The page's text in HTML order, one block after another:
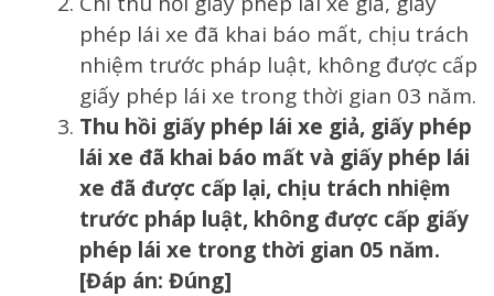
phép lái xe đã khai báo mất, chịu trách
nhiệm trước pháp luật, không được cấp
giấy phép lái xe trong thời gian 03 năm.
Thu hồi giấy phép lái xe giả, giấy phép
lái xe đã khai báo mất và giấy phép lái
xe đã được cấp lại, chịu trách nhiệm
trước pháp luật, không được cấp giấy
phép lái xe trong thời gian 05 năm.
[Đáp án: Đúng]